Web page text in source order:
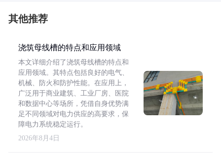
其他推荐
浇筑母线槽的特点和应用领域
本文详细介绍了浇筑母线槽的特点和
应用领域。其特点包括良好的电气、
机械、防火和防护性能。在应用上，
广泛用于商业建筑、工业厂房、医院
和数据中心等场所，凭借自身优势满
足不同领域对电力供应的高要求，保
障电力系统稳定运行。
2026年8月4日